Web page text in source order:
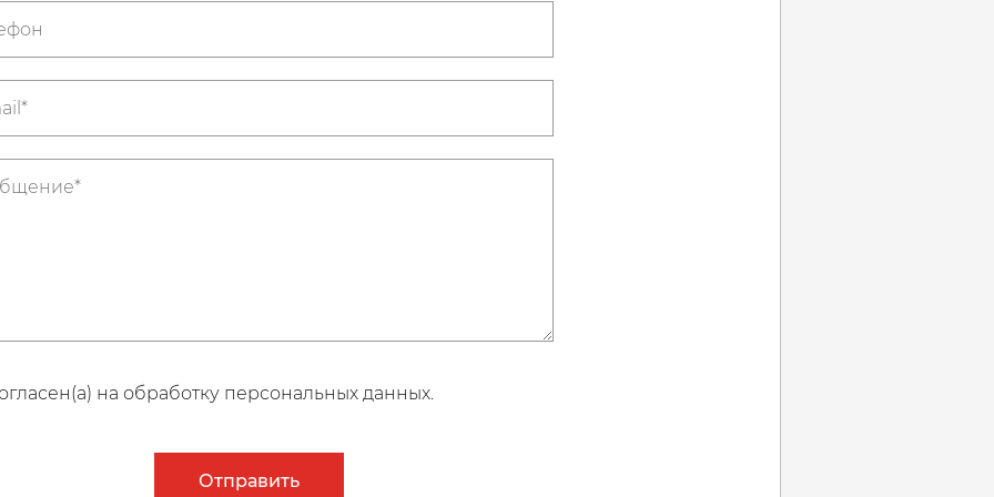
на обработку персональных данных.
Отправить